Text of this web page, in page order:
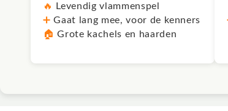
🔥
Levendig vlammenspel
➕ Gaat lang mee, voor de kenners
🏠 Grote kachels en haarden